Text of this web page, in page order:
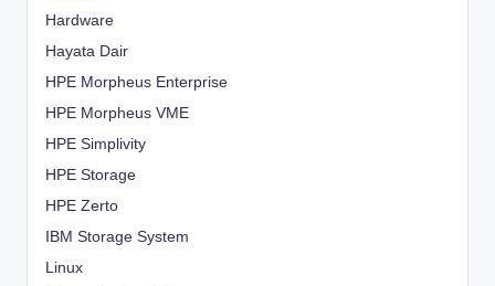
Hardware
Hayata Dair
HPE Morpheus Enterprise
HPE Morpheus VME
HPE Simplivity
HPE Storage
HPE Zerto
IBM Storage System
Linux